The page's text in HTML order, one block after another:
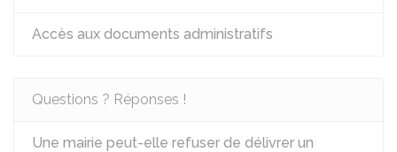
Accès aux documents administratifs
Questions ? Réponses !
Une mairie peut-elle refuser de délivrer un